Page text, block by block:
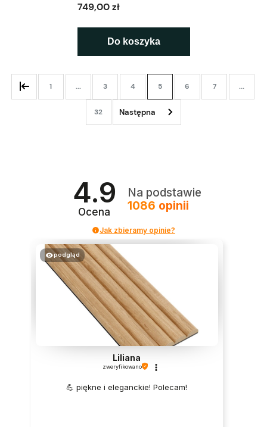
749,00 zł
Do koszyka
1 ... 3 4 5 6 7 ...
32
4.9
Ocena
Na podstawie
1086 opinii
Jak zbieramy opinie?
podgląd
Liliana
zweryfikowano
💪 piękne i eleganckie! Polecam!